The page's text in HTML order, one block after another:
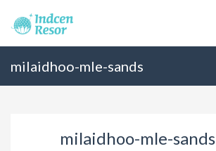
milaidhoo-mle-sands
milaidhoo-mle-sands